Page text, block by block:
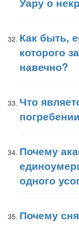
Как быть,
которого
навечно?
Что
Почему
одного
Почему